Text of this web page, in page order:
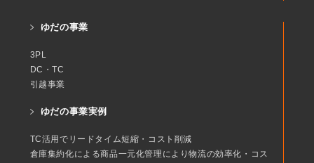
ゆだの事業
3PL
DC・TC
引越事業
ゆだの事業実例
TC活用でリードタイム短縮・コスト削減
倉庫集約化による商品一元化管理により物流の効率化・コス